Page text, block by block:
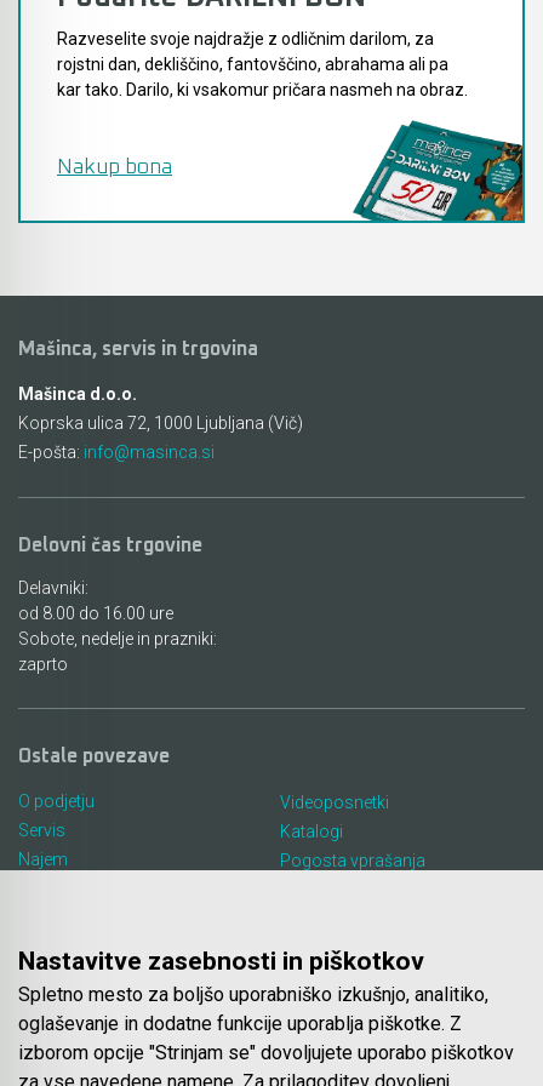
Razveselite svoje najdražje z odličnim darilom, za
rojstni dan, dekliščino, fantovščino, abrahama ali pa
kar tako. Darilo, ki vsakomur pričara nasmeh na obraz.
Nakup bona
Mašinca, servis in trgovina
Mašinca d.o.o.
Koprska ulica 72, 1000 Ljubljana (Vič)
E-pošta: info@masinca.si
Delovni čas trgovine
Delavniki:
od 8.00 do 16.00 ure
Sobote, nedelje in prazniki:
zaprto
Ostale povezave
O podjetju
Servis
Najem
Videoposnetki
Katalogi
Pogosta vprašanja
Spletna trgovina
Pogoji poslovanja
Nastavitve zasebnosti in piškotkov
Spletno mesto za boljšo uporabniško izkušnjo, analitiko,
oglaševanje in dodatne funkcije uporablja piškotke. Z
izborom opcije "Strinjam se" dovoljujete uporabo piškotkov